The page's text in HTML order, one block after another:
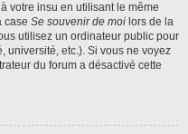
votre insu en utilisant le même
case Se souvenir de moi lors de la
utilisez un ordinateur public pour
université, etc.). Si vous ne voyez
du forum a désactivé cette